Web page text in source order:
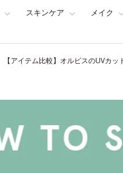
スキンケア メイク
【アイテム比較】オルビスのUVカ